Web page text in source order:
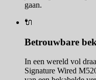
gaan.
🔌
Betrouwbare
In een wereld vol
Signature Wired